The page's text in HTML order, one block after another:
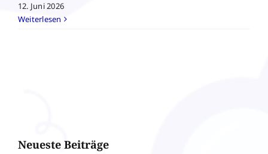
12. Juni 2026
Weiterlesen
Neueste Beiträge